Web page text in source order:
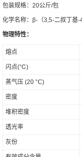
包装规格：20公斤/包
化学名称：β-（3,5-二叔丁基
物理特性：
熔点
闪点(℃)
蒸气压 (20 °C)
密度
堆积密度
透光率
灰份